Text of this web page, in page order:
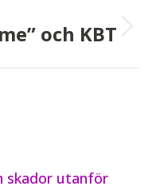
och KBT
skador utanför